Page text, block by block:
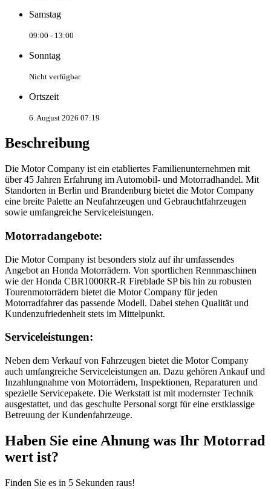
Samstag
09:00 - 13:00
Sonntag
Nicht verfügbar
Ortszeit
6. August 2026 07:19
Beschreibung
Die Motor Company ist ein etabliertes Familienunternehmen mit
über 45 Jahren Erfahrung im Automobil- und Motorradhandel. Mit
Standorten in Berlin und Brandenburg bietet die Motor Company
eine breite Palette an Neufahrzeugen und Gebrauchtfahrzeugen
sowie umfangreiche Serviceleistungen.
Motorradangebote:
Die Motor Company ist besonders stolz auf ihr umfassendes
Angebot an Honda Motorrädern. Von sportlichen Rennmaschinen
wie der Honda CBR1000RR-R Fireblade SP bis hin zu robusten
Tourenmotorrädern bietet die Motor Company für jeden
Motorradfahrer das passende Modell. Dabei stehen Qualität und
Kundenzufriedenheit stets im Mittelpunkt.
Serviceleistungen:
Neben dem Verkauf von Fahrzeugen bietet die Motor Company
auch umfangreiche Serviceleistungen an. Dazu gehören Ankauf und
Inzahlungnahme von Motorrädern, Inspektionen, Reparaturen und
spezielle Servicepakete. Die Werkstatt ist mit modernster Technik
ausgestattet, und das geschulte Personal sorgt für eine erstklassige
Betreuung der Kundenfahrzeuge.
Haben Sie eine Ahnung was Ihr Motorrad
wert ist?
Finden Sie es in 5 Sekunden raus!